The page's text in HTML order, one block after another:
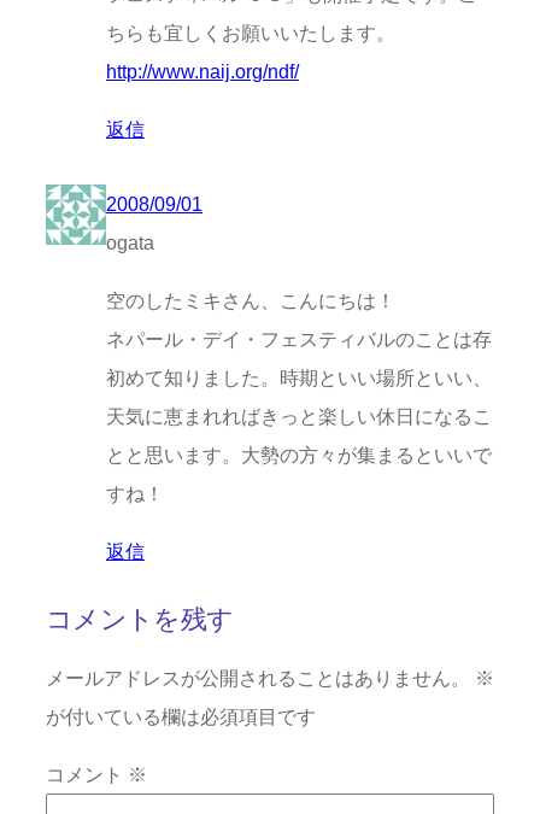
ちらも宜しくお願いいたします。
http://www.naij.org/ndf/
返信
2008/09/01
ogata
空のしたミキさん、こんにちは！
ネパール・デイ・フェスティバルのことは存
初めて知りました。時期といい場所といい、
天気に恵まれればきっと楽しい休日になるこ
とと思います。大勢の方々が集まるといいで
すね！
返信
コメントを残す
メールアドレスが公開されることはありません。
※
が付いている欄は必須項目です
コメント ※